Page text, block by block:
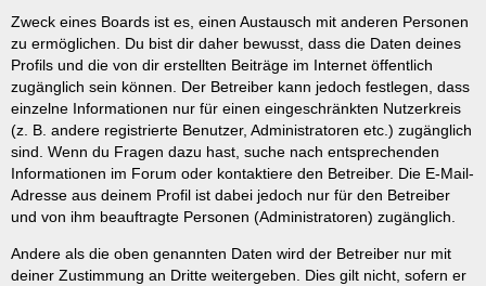
Zweck eines Boards ist es, einen Austausch mit anderen Personen
zu ermöglichen. Du bist dir daher bewusst, dass die Daten deines
Profils und die von dir erstellten Beiträge im Internet öffentlich
zugänglich sein können. Der Betreiber kann jedoch festlegen, dass
einzelne Informationen nur für einen eingeschränkten Nutzerkreis
(z. B. andere registrierte Benutzer, Administratoren etc.) zugänglich
sind. Wenn du Fragen dazu hast, suche nach entsprechenden
Informationen im Forum oder kontaktiere den Betreiber. Die E-Mail-
Adresse aus deinem Profil ist dabei jedoch nur für den Betreiber
und von ihm beauftragte Personen (Administratoren) zugänglich.
Andere als die oben genannten Daten wird der Betreiber nur mit
deiner Zustimmung an Dritte weitergeben. Dies gilt nicht, sofern er